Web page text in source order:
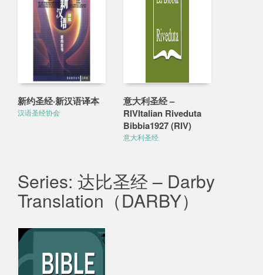
新约圣经·新汉语译本
汉语圣经协会
意大利圣经 –
RIVItalian Riveduta
Bibbia1927 (RIV)
意大利圣经
Series: 达比圣经 – Darby
Translation（DARBY）